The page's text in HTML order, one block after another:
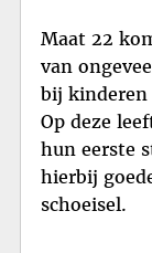
Maat 22
van
bij kinderen
Op deze
hun eerste
hierbij
schoeisel.